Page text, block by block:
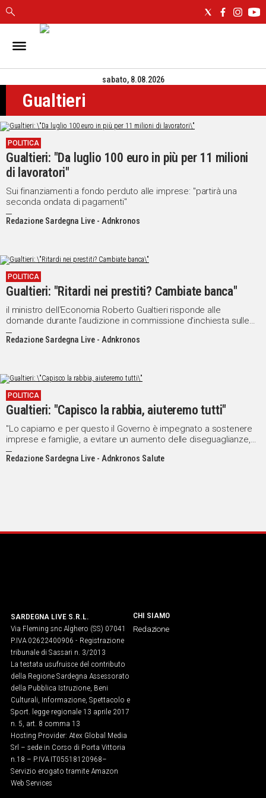
IN
CAGLIARI
SASSARI
NUORO
ORISTANO
SULCIS
GALLURA
OGLIASTRA
MEDIO
CAMPIDANO
POLITICA
IN
ITALIA
NEL
MONDO
SPORT
VIDEO
Vai
sabato, 8.08.2026
Gualtieri
POLITICA
Gualtieri: "Da luglio 100 euro in più per 11 milioni
di lavoratori"
Sui finanziamenti a fondo perduto alle imprese: "partirà una
seconda ondata di pagamenti"
Redazione Sardegna Live - Adnkronos
POLITICA
Gualtieri: "Ritardi nei prestiti? Cambiate banca"
il ministro dell'Economia Roberto Gualtieri risponde alle
domande durante l'audizione in commissione d'inchiesta sulle
banche.
Redazione Sardegna Live - Adnkronos
POLITICA
Gualtieri: "Capisco la rabbia, aiuteremo tutti"
"Lo capiamo e per questo il Governo è impegnato a sostenere
imprese e famiglie, a evitare un aumento delle diseguaglianze,
ad aiutare i più deboli"
Redazione Sardegna Live - Adnkronos Salute
SARDEGNA LIVE S.R.L.
Via Fleming snc Alghero (SS) 07041
P.IVA 02622400906 - Registrazione
tribunale di Sassari n. 3/2013
La testata usufruisce del contributo
della Regione Sardegna Assessorato
della Pubblica Istruzione, Beni
Culturali, Informazione, Spettacolo e
Sport. legge regionale 13 aprile 2017
n. 5, art. 8 comma 13
Hosting Provider: Atex Global Media
Srl – sede in Corso di Porta Vittoria
n.18 – P.IVA IT05518120968​–
Servizio erogato tramite Amazon
Web Services
CHI SIAMO
Redazione